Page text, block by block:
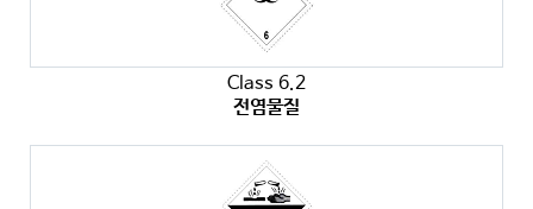
Class 6.2
전염물질